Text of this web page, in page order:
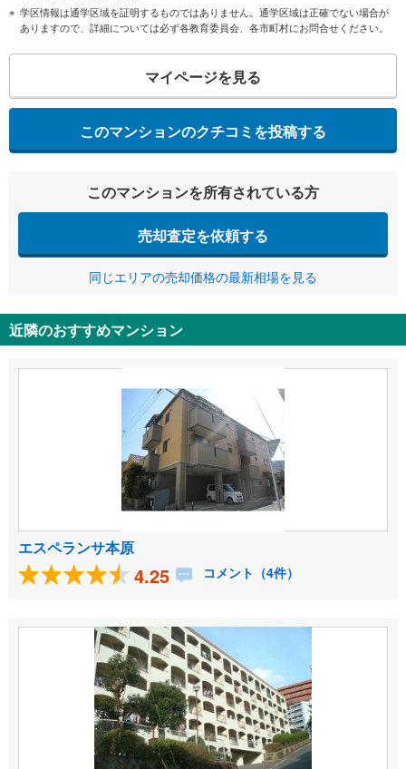
学区情報は通学区域を証明するものではありません。通学区域は正確でない場合が
ありますので、詳細については必ず各教育委員会、各市町村にお問合せください。
マイページを見る
このマンションのクチコミを投稿する
このマンションを所有されている方
売却査定を依頼する
同じエリアの売却価格の最新相場を見る
近隣のおすすめマンション
エスペランサ本原
4.25 コメント（4件）